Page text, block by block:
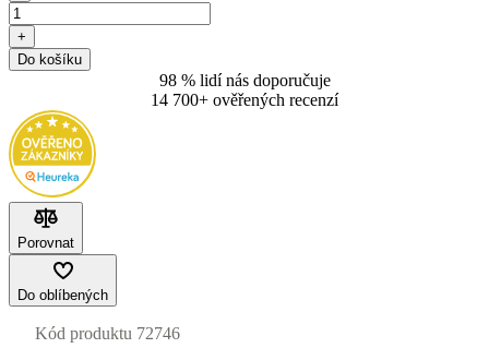
+
Do košíku
98 % lidí nás doporučuje
14 700+ ověřených recenzí
Porovnat
Do oblíbených
Kód produktu 72746